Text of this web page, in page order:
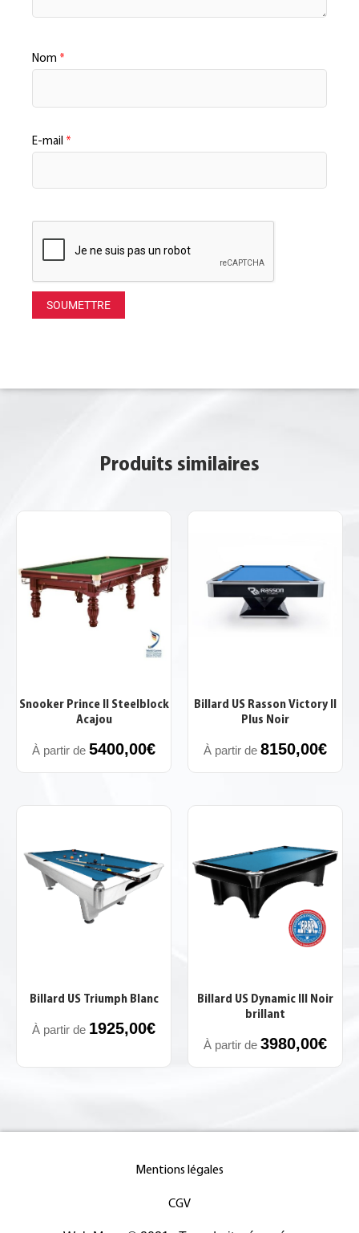
Nom *
E-mail *
Produits similaires
Snooker Prince II Steelblock
Acajou
À partir de 5400,00€
Billard US Rasson Victory II
Plus Noir
À partir de 8150,00€
Billard US Triumph Blanc
À partir de 1925,00€
Billard US Dynamic III Noir
brillant
À partir de 3980,00€
Mentions légales
CGV